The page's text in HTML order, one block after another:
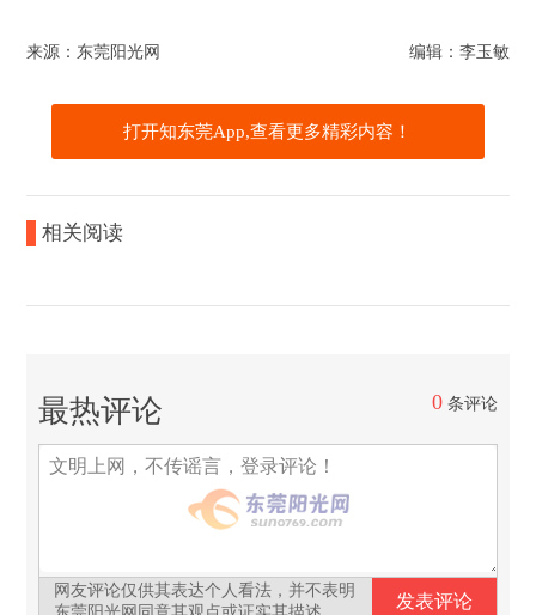
来源：东莞阳光网 编辑：李玉敏
打开知东莞App,查看更多精彩内容！
相关阅读
最热评论 0 条评论
网友评论仅供其表达个人看法，并不表明